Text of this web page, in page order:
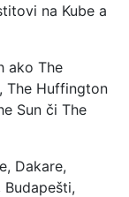
na Kube a
ako The
The Huffington
Sun či The
Dakare,
Budapešti,